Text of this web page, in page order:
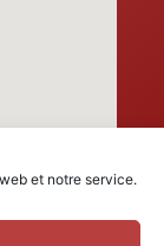
et notre service.